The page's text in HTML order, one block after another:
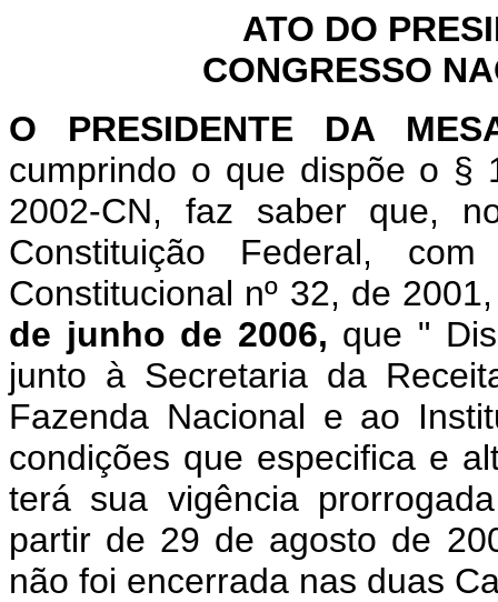
ATO DO
CONGRESSO
O PRESIDENTE DA
cumprindo o que dispõe o §
2002-CN, faz saber que,
Constituição Federal,
Constitucional nº 32, de
de junho de 2006, que "
junto à Secretaria da
Fazenda Nacional e ao
condições que especifica e
terá sua vigência
partir de 29 de agosto de
não foi encerrada nas duas